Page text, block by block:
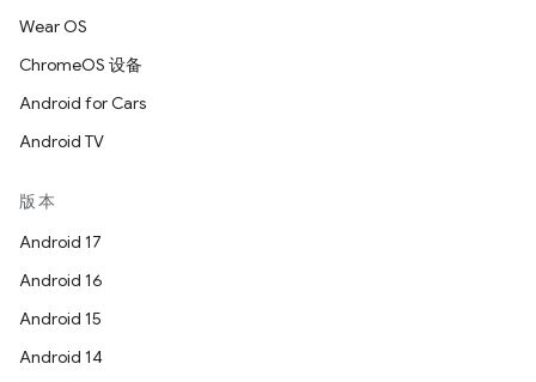
Wear OS
ChromeOS 设备
Android for Cars
Android TV
版本
Android 17
Android 16
Android 15
Android 14